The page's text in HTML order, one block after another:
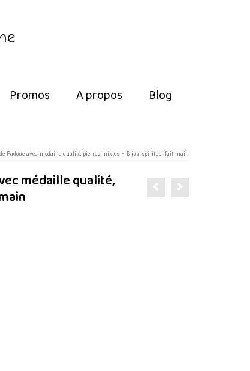
Promos A propos
Blog
Padoue avec médaille qualité, pierres mixtes – Bijou spirituel fait main
médaille qualité,